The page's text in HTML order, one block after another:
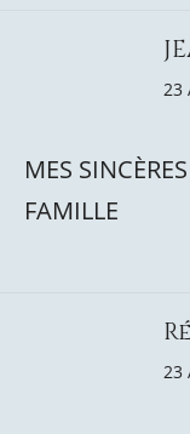
23
MES
FAMILLE
23